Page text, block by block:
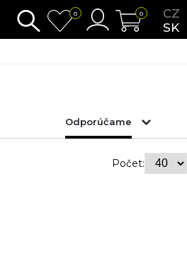
CZ
SK
0 0
Odporúčame
Počet: